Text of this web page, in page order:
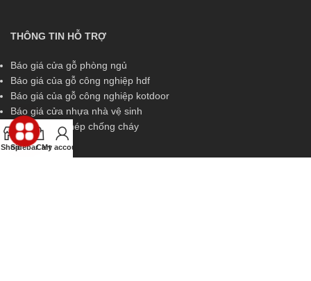
THÔNG TIN HỖ TRỢ
Báo giá cửa gỗ phòng ngủ
Báo giá của gỗ công nghiệp hdf
Báo giá của gỗ công nghiệp kotdoor
Báo giá cửa nhựa nhà vệ sinh
Báo giá cửa thép chống cháy
ShopSidebarCart
My account